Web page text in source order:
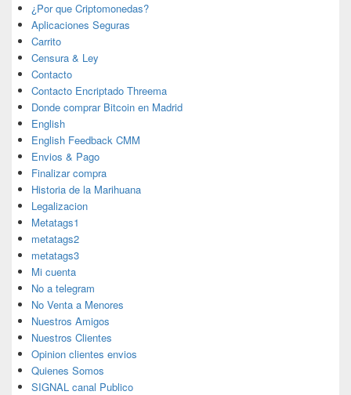
¿Por que Criptomonedas?
Aplicaciones Seguras
Carrito
Censura & Ley
Contacto
Contacto Encriptado Threema
Donde comprar Bitcoin en Madrid
English
English Feedback CMM
Envios & Pago
Finalizar compra
Historia de la Marihuana
Legalizacion
Metatags1
metatags2
metatags3
Mi cuenta
No a telegram
No Venta a Menores
Nuestros Amigos
Nuestros Clientes
Opinion clientes envios
Quienes Somos
SIGNAL canal Publico